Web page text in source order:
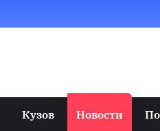
Кузов Новости